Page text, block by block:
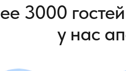
3000
у нас